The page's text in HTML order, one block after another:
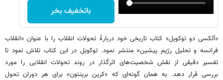
باتخفیف بخر
«آلکسی دو توکویل» کتاب تاریخی خود دربارۀ تحولات انقلاب را با عنوان «انقلاب
فرانسه و تحلیل رژیم پیشین» منتشر نمود. توکویل در این کتاب تلاش نمود تا
تفسیر دقیقی از نقش شخصیت‌های اثرگذار در روند تحولات انقلابی را مورد
بررسی قرار دهد. به همان گونه‌ای که «کرین برینتون» برای هر دوران تحول